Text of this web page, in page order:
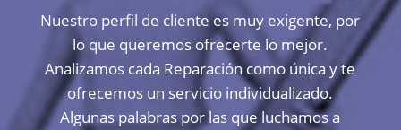
Nuestro perfil de cliente es muy exigente, por
lo que queremos ofrecerte lo mejor.
Analizamos cada Reparación como única y te
ofrecemos un servicio individualizado.
Algunas palabras por las que luchamos a